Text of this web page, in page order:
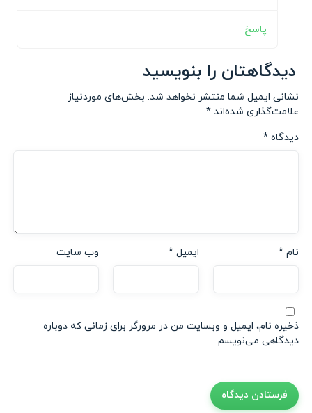
پاسخ
دیدگاهتان را بنویسید
نشانی ایمیل شما منتشر نخواهد شد. بخش‌های موردنیاز
علامت‌گذاری شده‌اند *
دیدگاه *
نام * ایمیل* وب‌ سایت
ذخیره نام، ایمیل و وبسایت من در مرورگر برای زمانی که دوباره
دیدگاهی می‌نویسم.